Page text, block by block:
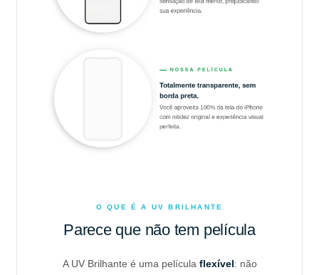
O QUE É A UV BRILHANTE
Parece que não tem película
A UV Brilhante é uma película flexível : não